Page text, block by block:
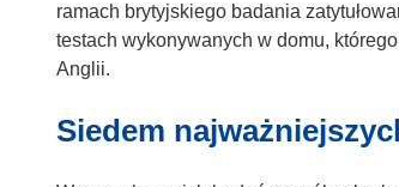
ramach brytyjskiego badania
testach wykonywanych w domu,
Anglii.
Siedem